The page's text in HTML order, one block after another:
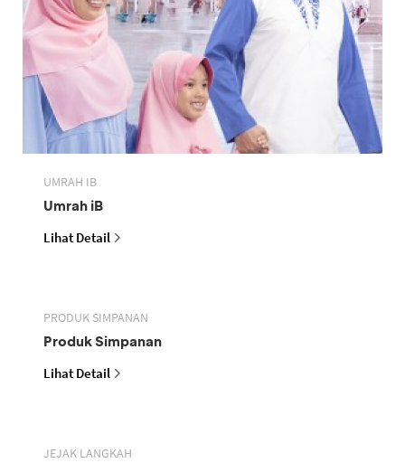
UMRAH IB
Umrah iB
Lihat Detail
PRODUK SIMPANAN
Produk Simpanan
Lihat Detail
JEJAK LANGKAH